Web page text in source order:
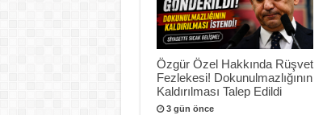
Özgür Özel Hakkında Rüşvet
Fezlekesi! Dokunulmazlığının
Kaldırılması Talep Edildi
3 gün önce